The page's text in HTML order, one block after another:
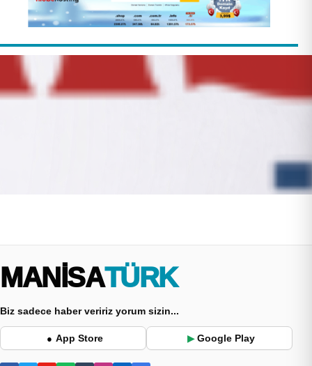
MANİSA TÜRK
Biz sadece haber veririz yorum sizin...
● App Store ▶ Google Play